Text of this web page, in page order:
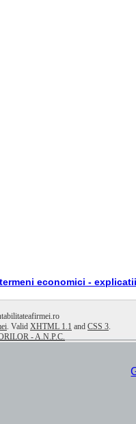
termeni economici - explicatii
. Valid XHTML 1.1 and CSS 3.
- A.N.P.C.